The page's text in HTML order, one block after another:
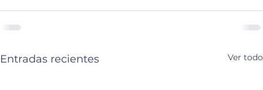
Entradas recientes Ver todo